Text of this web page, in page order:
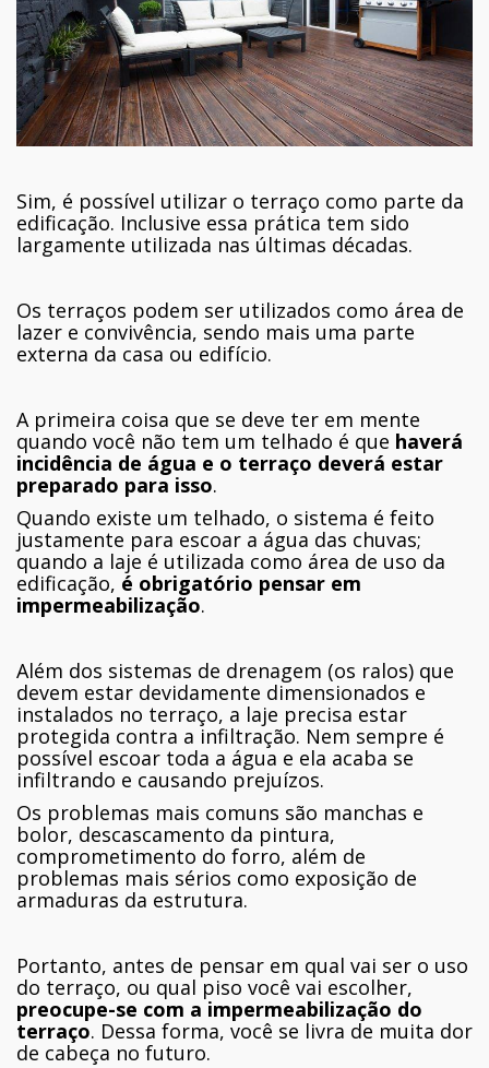
Sim, é possível utilizar o terraço como parte da
edificação. Inclusive essa prática tem sido
largamente utilizada nas últimas décadas.
Os terraços podem ser utilizados como área de
lazer e convivência, sendo mais uma parte
externa da casa ou edifício.
A primeira coisa que se deve ter em mente
quando você não tem um telhado é que haverá
incidência de água e o terraço deverá estar
preparado para isso.
Quando existe um telhado, o sistema é feito
justamente para escoar a água das chuvas;
quando a laje é utilizada como área de uso da
edificação, é obrigatório pensar em
impermeabilização.
Além dos sistemas de drenagem (os ralos) que
devem estar devidamente dimensionados e
instalados no terraço, a laje precisa estar
protegida contra a infiltração. Nem sempre é
possível escoar toda a água e ela acaba se
infiltrando e causando prejuízos.
Os problemas mais comuns são manchas e
bolor, descascamento da pintura,
comprometimento do forro, além de
problemas mais sérios como exposição de
armaduras da estrutura.
Portanto, antes de pensar em qual vai ser o uso
do terraço, ou qual piso você vai escolher,
preocupe-se com a impermeabilização do
terraço. Dessa forma, você se livra de muita dor
de cabeça no futuro.